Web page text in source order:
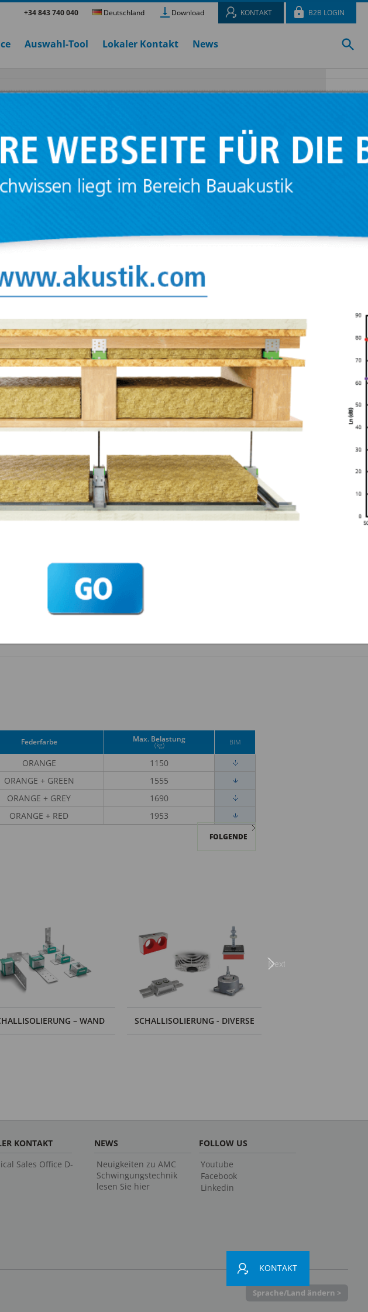
KONTAKT
+34 843 740 040 Deutschland Download KONTAKT B2B LOGIN
Auswahl-Tool Lokaler Kontakt News
ist die
FOLGENDE
Federfarbe Max. Belastung
(kg) BIM
ORANGE
1150
ORANGE + GREEN
1555
ORANGE + GREY
1690
ORANGE + RED 1953
– WAND SCHALLISOLIERUNG - DIVERSE
Next
KONTAKT
Sales Office D-
NEWS
Neuigkeiten zu AMC
Schwingungstechnik
lesen Sie hier
FOLLOW US
Youtube
Facebook
Linkedin
Sprache/Land ändern >